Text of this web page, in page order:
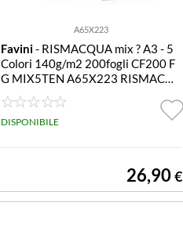
A65X223
Favini- RISMACQUA mix ? A3 - 5
Colori 140g/m2 200fogli CF200 F
G MIX5TEN A65X223 RISMACQ
UA MIX A3 5COL. TENUI 140GR
DISPONIBILE
26,90€